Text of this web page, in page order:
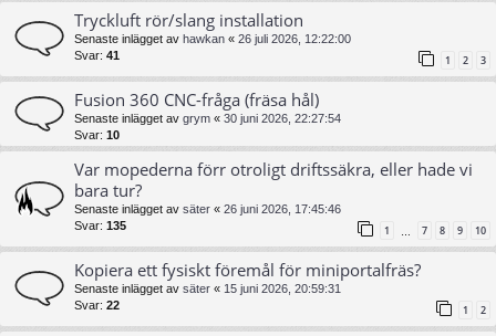
Tryckluft rör/slang installation
Senaste inlägget av hawkan « 26 juli 2026, 12:22:00
Svar: 41 1 2 3
Fusion 360 CNC-fråga (fräsa hål)
Senaste inlägget av grym « 30 juni 2026, 22:27:54
Svar: 10
Var mopederna förr otroligt driftssäkra, eller hade vi
bara tur?
Senaste inlägget av säter « 26 juni 2026, 17:45:46
Svar: 135 1 7 8 9 10
Kopiera ett fysiskt föremål för miniportalfräs?
Senaste inlägget av säter « 15 juni 2026, 20:59:31
Svar: 22 1 2